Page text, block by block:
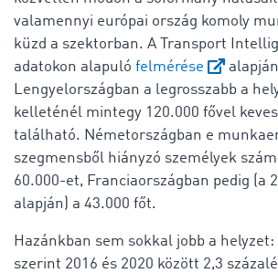
valamennyi európai ország komoly
küzd a szektorban. A Transport
adatokon alapuló felmérése
alapján
Lengyelországban a legrosszabb a
kelleténél mintegy 120.000 fővel
található. Németországban e
szegmensből hiányzó személyek
60.000-et, Franciaországban pedig (a
alapján) a 43.000 főt.
Hazánkban sem sokkal jobb a
szerint 2016 és 2020 között 2,3